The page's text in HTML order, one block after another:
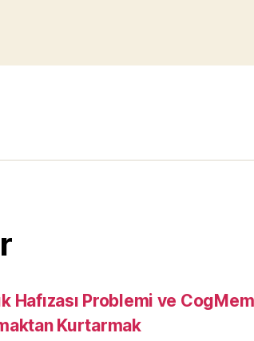
Hafızası Problemi ve
Kurtarmak